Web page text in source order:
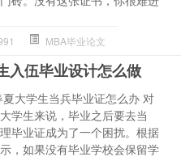
MBA毕业论文
入伍毕业设计怎么做
大学生当兵毕业证怎么办 对
学生来说，毕业之后要去当
毕业证成为了一个困扰。根据
，如果没有毕业学校会保留学